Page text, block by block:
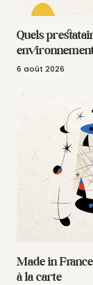
Quels
6 août 2026
Made in
à la carte